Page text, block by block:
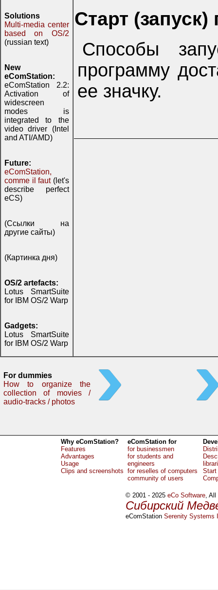
Solutions
Multi-media center
based on OS/2
(russian text)
New
eComStation:
eComStation 2.2:
Activation of
widescreen
modes is
integrated to the
video driver (Intel
and ATI/AMD)
Future:
eComStation,
comme il faut(let's
describe perfect
eCS)
(Ссылки на
другие сайты)
(Картинка дня)
OS/2 artefacts:
Lotus SmartSuite
for IBM OS/2 Warp
Gadgets:
Lotus SmartSuite
for IBM OS/2 Warp
Старт
Способы
программу
ее значку.
For dummies
How to organize the
collection of movies /
audio-tracks / photos
Why eComStation?
Features
Advantages
Usage
Clips and screenshots
eComStation for
for businessmen
for students and
engineers
for reselles of computers
community of users
Start
© 2001 - 2025eCo Software, All
Сибирский
eComStationSerenity Systems